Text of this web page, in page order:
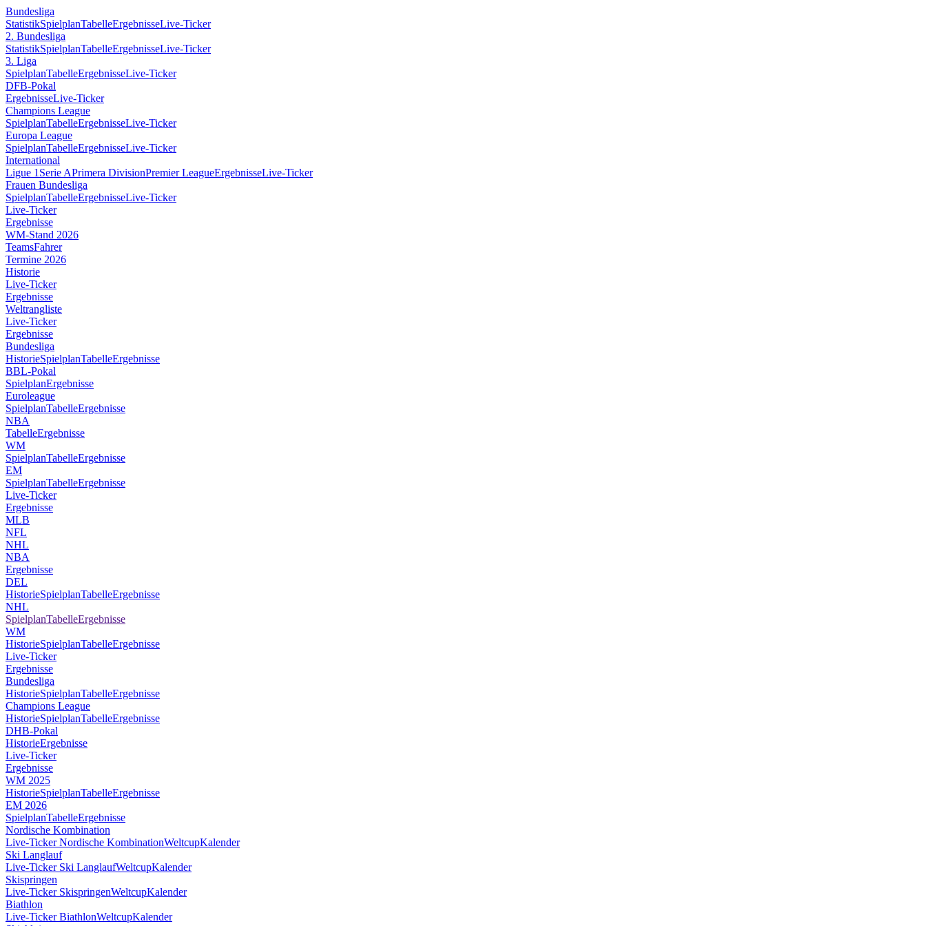
Bundesliga
StatistikSpielplanTabelleErgebnisseLive-Ticker
2. Bundesliga
StatistikSpielplanTabelleErgebnisseLive-Ticker
3. Liga
SpielplanTabelleErgebnisseLive-Ticker
DFB-Pokal
ErgebnisseLive-Ticker
Champions League
SpielplanTabelleErgebnisseLive-Ticker
Europa League
SpielplanTabelleErgebnisseLive-Ticker
International
Ligue 1 Serie APrimera DivisionPremier LeagueErgebnisseLive-Ticker
Frauen Bundesliga
SpielplanTabelleErgebnisseLive-Ticker
Live-Ticker
Ergebnisse
WM-Stand 2026
TeamsFahrer
Termine 2026
Historie
Live-Ticker
Ergebnisse
Weltrangliste
Live-Ticker
Ergebnisse
Bundesliga
HistorieSpielplanTabelleErgebnisse
BBL-Pokal
SpielplanErgebnisse
Euroleague
SpielplanTabelleErgebnisse
NBA
TabelleErgebnisse
WM
SpielplanTabelleErgebnisse
EM
SpielplanTabelleErgebnisse
Live-Ticker
Ergebnisse
MLB
NFL
NHL
NBA
Ergebnisse
DEL
HistorieSpielplanTabelleErgebnisse
NHL
SpielplanTabelleErgebnisse
WM
HistorieSpielplanTabelleErgebnisse
Live-Ticker
Ergebnisse
Bundesliga
HistorieSpielplanTabelleErgebnisse
Champions League
HistorieSpielplanTabelleErgebnisse
DHB-Pokal
HistorieErgebnisse
Live-Ticker
Ergebnisse
WM 2025
HistorieSpielplanTabelleErgebnisse
EM 2026
SpielplanTabelleErgebnisse
Nordische Kombination
Live-Ticker Nordische KombinationWeltcupKalender
Ski Langlauf
Live-Ticker Ski LanglaufWeltcupKalender
Skispringen
Live-Ticker SkispringenWeltcupKalender
Biathlon
Live-Ticker BiathlonWeltcupKalender